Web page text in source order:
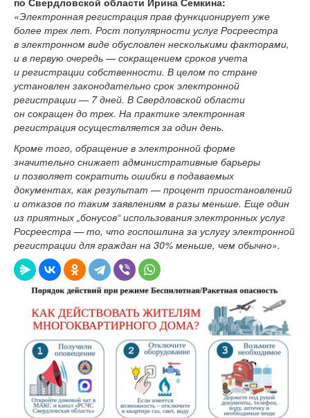
«Электронная регистрация прав функционирует уже
более трех лет. Рост популярности услуг Росреестра
в электронном виде обусловлен несколькими факторами,
и в первую очередь — сокращением сроков учета
и регистрации собственности. В целом по стране
установлен законодательно срок электронной
регистрации — 7 дней. В Свердловской области
он сокращен до трех. На практике электронная
регистрация осуществляется за один день.
Кроме того, обращение в электронной форме
значительно снижает административные барьеры
и позволяет сократить ошибки в подаваемых
документах, как результат — процент приостановлений
и отказов по таким заявлениям в разы меньше. Еще один
из приятных „бонусов“ использования электронных услуг
Росреестра — то, что госпошлина за услугу электронной
регистрации для граждан на 30% меньше, чем обычно».